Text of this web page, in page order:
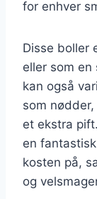
for enhver
Disse boller
eller som en
kan også
som
et ekstra
en
kosten på,
og